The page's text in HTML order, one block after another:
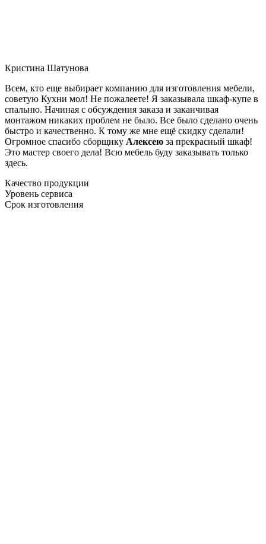
Кристина Шатунова
Всем, кто еще выбирает компанию для изготовления мебели,
советую Кухни мол! Не пожалеете! Я заказывала шкаф-купе в
спальню. Начиная с обсуждения заказа и заканчивая
монтажом никаких проблем не было. Все было сделано очень
быстро и качественно. К тому же мне ещё скидку сделали!
Огромное спасибо сборщику Алексею за прекрасный шкаф!
Это мастер своего дела! Всю мебель буду заказывать только
здесь.
Качество продукции
Уровень сервиса
Срок изготовления